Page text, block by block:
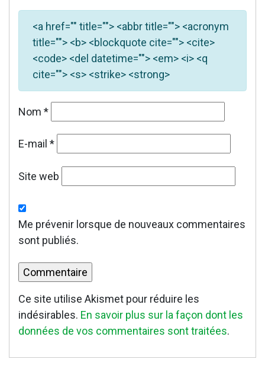
<a href="" title=""> <abbr title=""> <acronym
title=""> <b> <blockquote cite=""> <cite>
<code> <del datetime=""> <em> <i> <q
cite=""> <s> <strike> <strong>
Nom *
E-mail *
Site web
Me prévenir lorsque de nouveaux commentaires
sont publiés.
Ce site utilise Akismet pour réduire les
indésirables. En savoir plus sur la façon dont les
données de vos commentaires sont traitées.